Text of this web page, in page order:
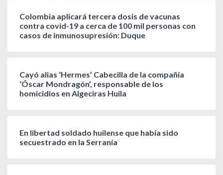
Colombia aplicará tercera dosis de vacunas
contra covid-19 a cerca de 100 mil personas con
casos de inmunosupresión: Duque
Cayó alias ‘Hermes’ Cabecilla de la compañía
‘Óscar Mondragón’, responsable de los
homicidios en Algeciras Huila
En libertad soldado huilense que había sido
secuestrado en la Serranía